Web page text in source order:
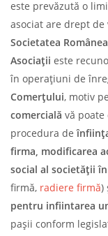
este prevăzută o
asociat are drept
Societatea
Asociații este
în operațiuni de
Comerțului, motiv
comercială vă
procedura de
firma, modificarea
social al societății în
firmă, radiere firmă)
pentru infiintarea
pașii conform